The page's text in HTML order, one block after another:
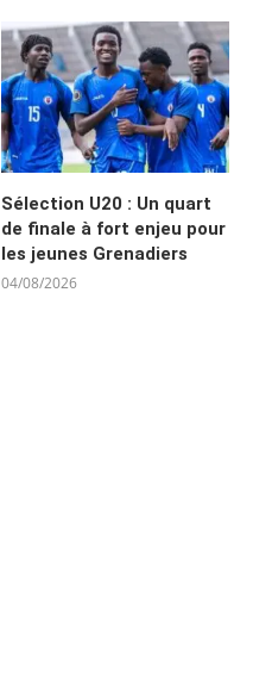
Sélection U20 : Un quart
de finale à fort enjeu pour
les jeunes Grenadiers
04/08/2026